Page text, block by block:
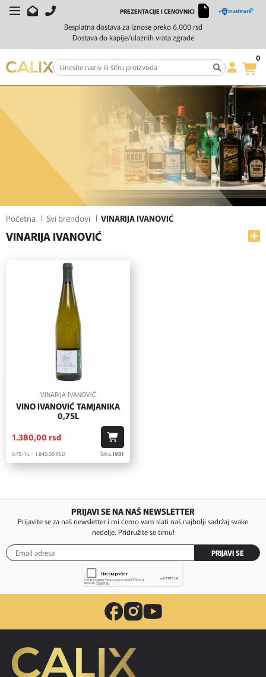
Besplatna dostava za iznose preko 6.000 rsd
Dostava do kapije/ulaznih vrata zgrade
PREZENTACIJE I CENOVNICI
0
Početna Svi brendovi VINARIJA IVANOVIĆ
VINARIJA IVANOVIĆ
FILTERI
SORTIRAJ
VINARIJA IVANOVIĆ
VINO IVANOVIĆ TAMJANIKA
0,75L
1.380,00 rsd
0.75/1 L = 1.840,00RSD Šifra:IV01
PRIJAVI SE NA NAŠ NEWSLETTER
Prijavite se za naš newsletter i mi ćemo vam slati naš najbolji sadržaj svake
nedelje. Pridružite se timu!
PRIJAVI SE